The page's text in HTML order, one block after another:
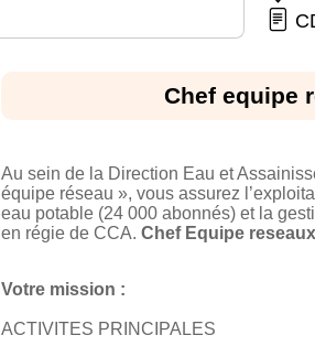
Chef equipe
Au sein de la Direction Eau et
équipe réseau », vous assurez
eau potable (24 000 abonnés) et la
en régie de CCA. Chef Equipe
Votre mission :
ACTIVITES PRINCIPALES